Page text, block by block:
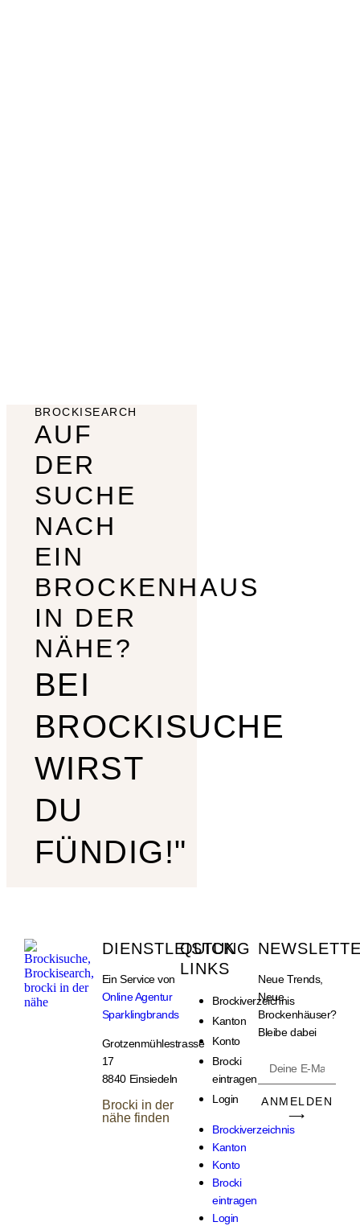
BROCKISEARCH
AUF
DER
SUCHE
NACH
EIN
BROCKENHAUS
IN DER
NÄHE?
BEI
BROCKISUCHE
WIRST
DU
FÜNDIG!"
DIENSTLEISTUNG
Ein Service von
Online Agentur
Sparklingbrands
Grotzenmühlestrasse
17
8840 Einsiedeln
Brocki in der
nähe finden
QUICK
LINKS
Brockiverzeichnis
Kanton
Konto
Brocki
eintragen
Login
Brockiverzeichnis
Kanton
Konto
Brocki
eintragen
Login
Neue Trends,
Neue
Brockenhäuser?
Bleibe dabei
ANMELDEN
⟶